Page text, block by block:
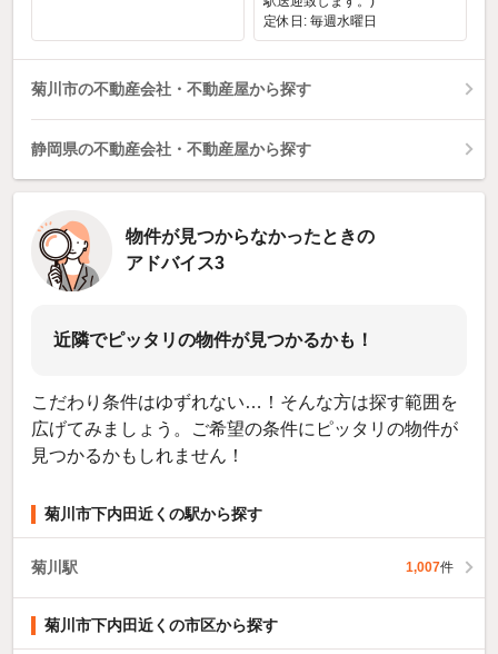
定休日: 毎週水曜日
菊川市の不動産会社・不動産屋から探す
静岡県の不動産会社・不動産屋から探す
物件が見つからなかったときの
アドバイス3
近隣でピッタリの物件が見つかるかも！
こだわり条件はゆずれない…！そんな方は探す範囲を
広げてみましょう。ご希望の条件にピッタリの物件が
見つかるかもしれません！
菊川市下内田近くの駅から探す
菊川駅 1,007件
菊川市下内田近くの市区から探す